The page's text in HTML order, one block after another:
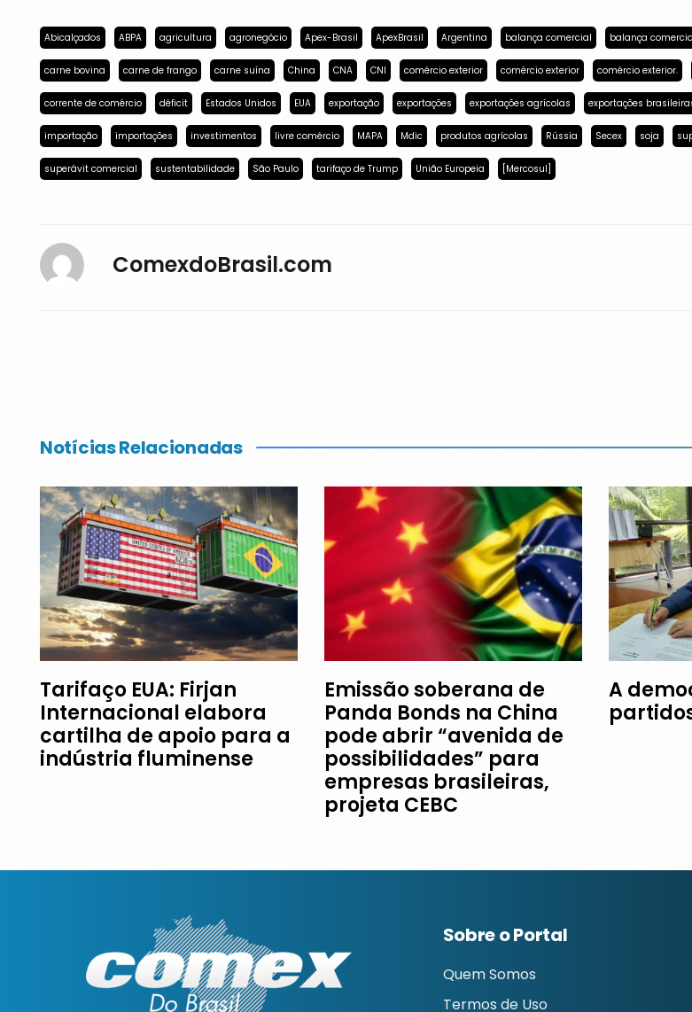
Abicalçados ABPA agricultura agronegócio Apex-Brasil ApexBrasil Argentina balança comercial balança
carne bovina carne de frango carne suína China CNA CNI comércio exterior comércio exterior comércio exterior.
corrente de comércio déficit Estados Unidos EUA exportação exportações exportações agrícolas exportações
importação importações investimentos livre comércio MAPA Mdic produtos agrícolas Rússia Secex soja
superávit comercial sustentabilidade São Paulo tarifaço de Trump União Europeia [Mercosul]
ComexdoBrasil.com
Notícias Relacionadas
Tarifaço EUA: Firjan
Internacional elabora
cartilha de apoio para a
indústria fluminense
Emissão soberana de
Panda Bonds na China
pode abrir “avenida de
possibilidades” para
empresas brasileiras,
projeta CEBC
A
Sobre o Portal
Quem Somos
Termos de Uso